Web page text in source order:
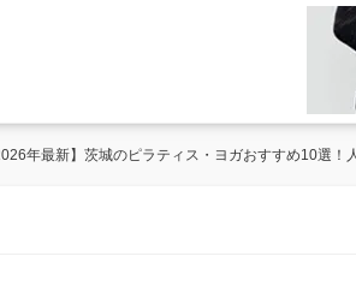
年最新】茨城のピラティス・ヨガおすすめ10選！